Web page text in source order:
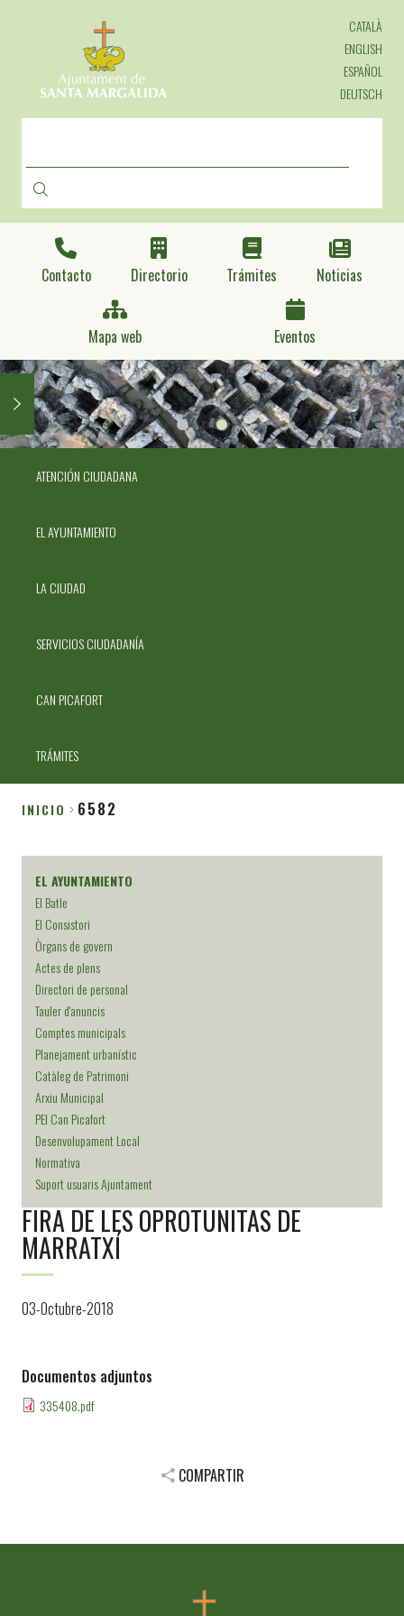
CATALÀ
ENGLISH
ESPAÑOL
DEUTSCH
Contacto Directorio Trámites Noticias
Mapa web Eventos
ATENCIÓN CIUDADANA
EL AYUNTAMIENTO
LA CIUDAD
SERVICIOS CIUDADANÍA
CAN PICAFORT
TRÁMITES
enlaces
de
ayuda
la
navegación
INICIO 6582
EL AYUNTAMIENTO
El Batle
El Consistori
Òrgans de govern
Actes de plens
Directori de personal
Tauler d'anuncis
Comptes municipals
Planejament urbanístic
Catàleg de Patrimoni
Arxiu Municipal
PEI Can Picafort
Desenvolupament Local
Normativa
Suport usuaris Ajuntament
FIRA DE LES OPROTUNITAS DE
MARRATXÍ
03-Octubre-2018
Documentos adjuntos
335408.pdf
COMPARTIR